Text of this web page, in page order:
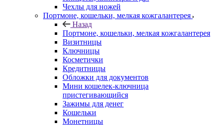
Чехлы для ножей
Портмоне, кошельки, мелкая кожгалантерея
Назад
Портмоне, кошельки, мелкая кожгалантерея
Визитницы
Ключницы
Косметички
Кредитницы
Обложки для документов
Мини кошелек-ключница
пристегивающийся
Зажимы для денег
Кошельки
Монетницы